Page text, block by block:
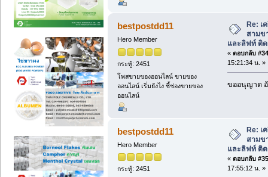
bestpostdd11
Hero Member
กระทู้: 2451
โพสขายของออนไลน์ ขายของ
ออนไลน์ เริ่มยังไง ชี้ช่องขายของ
ออนไลน์
Re: เ
สามข
และลิฟท์ ติ
« ตอบกลับ
15:21:34 น. »
ขออนุญาต
bestpostdd11
Hero Member
กระทู้: 2451
Re: เ
สามข
และลิฟท์ ติ
« ตอบกลับ
17:55:12 น. »